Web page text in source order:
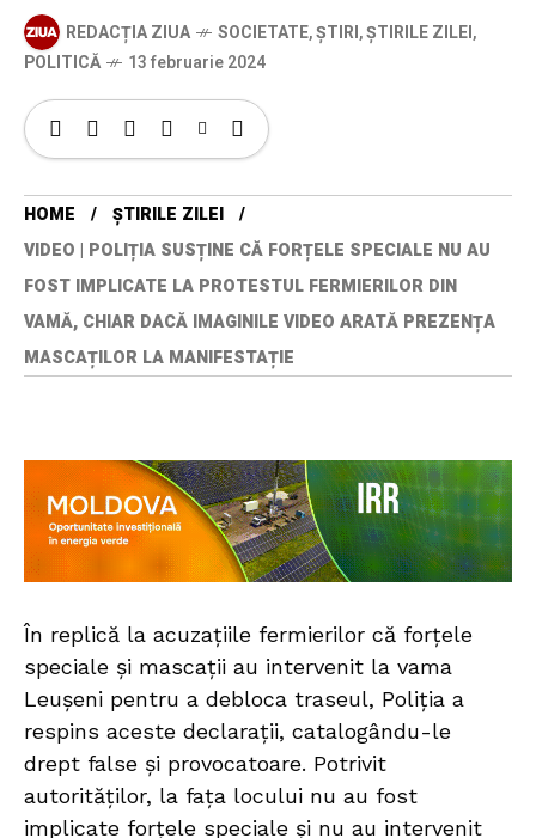
REDACȚIA ZIUA SOCIETATE,ȘTIRI,ȘTIRILE ZILEI,
POLITICĂ
13 februarie 2024
HOME
ȘTIRILE ZILEI
VIDEO | POLIȚIA SUSȚINE CĂ FORȚELE SPECIALE NU AU
FOST IMPLICATE LA PROTESTUL FERMIERILOR DIN
VAMĂ, CHIAR DACĂ IMAGINILE VIDEO ARATĂ PREZENȚA
MASCAȚILOR LA MANIFESTAȚIE
În replică la acuzațiile fermierilor că forțele
speciale și mascații au intervenit la vama
Leușeni pentru a debloca traseul, Poliția a
respins aceste declarații, catalogându-le
drept false și provocatoare. Potrivit
autorităților, la fața locului nu au fost
implicate forțele speciale și nu au intervenit